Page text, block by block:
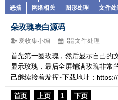
恶搞
网络相关 图形处理 文件处
朵玫瑰表白源码
爱收集小编 文件处理
首先第一圈玫瑰，然后显示自己的
显示玫瑰，最后全屏铺满玫瑰非常
己继续接着发挥~下载地址：
首页 上页 1 下页